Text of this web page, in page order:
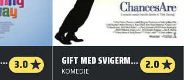
SHE'S FUNNY THAT WAY 3.0 GIFT MED SVIGERMOR 2.0
KOMEDIE